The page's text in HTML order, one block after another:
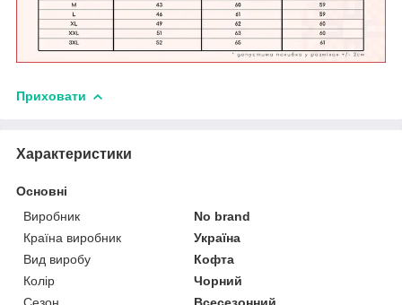
Приховати
Характеристики
Основні
Виробник
No brand
Країна виробник
Україна
Вид виробу
Кофта
Колір
Чорний
Сезон
Всесезонний